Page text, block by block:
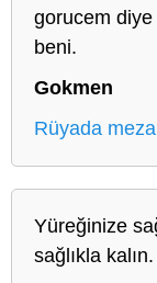
gorucem
beni.
Gokmen
Rüyada
Yüreğinize
sağlıkla kalın.